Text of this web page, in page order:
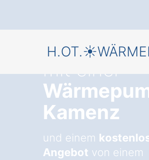
Starten
mit einer
Kamenz
und einem
Angebot von einem